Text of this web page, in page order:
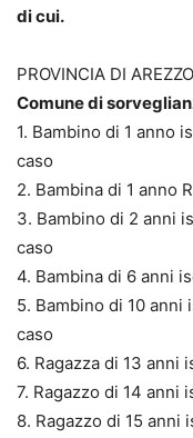
di cui.
PROVINCIA DI
Comune di
1. Bambino di 1 anno
caso
2. Bambina di 1 anno
3. Bambino di 2 anni
caso
4. Bambina di 6 anni
5. Bambino di 10
caso
6. Ragazza di 13 anni
7. Ragazzo di 14 anni
8. Ragazzo di 15